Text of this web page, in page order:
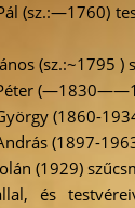
(sz.:—1760)
(sz.:~1795 )
(1860-
(1897-
(1929)
és